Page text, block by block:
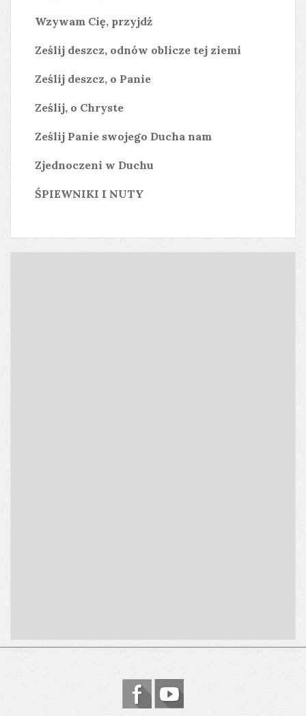
Wzywam Cię, przyjdź
Ześlij deszcz, odnów oblicze tej ziemi
Ześlij deszcz, o Panie
Ześlij, o Chryste
Ześlij Panie swojego Ducha nam
Zjednoczeni w Duchu
ŚPIEWNIKI I NUTY